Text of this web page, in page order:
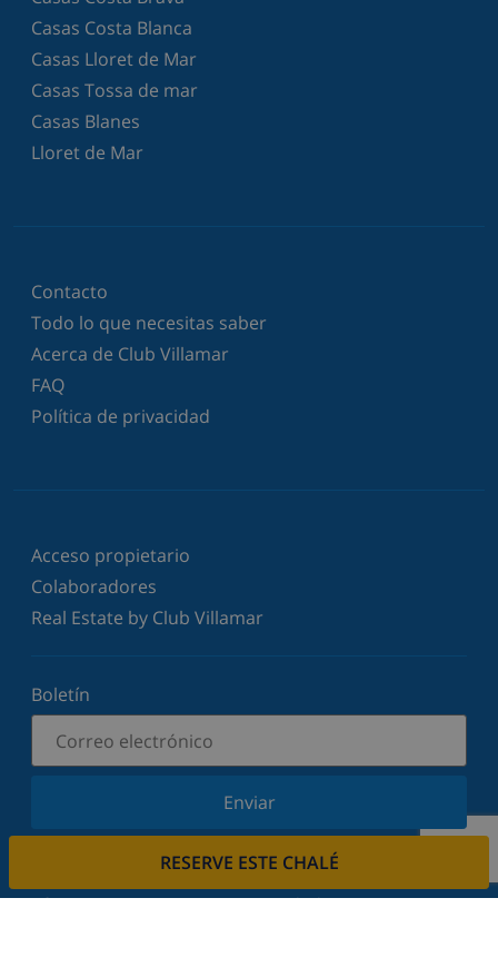
RESERVE ESTE CHALÉ
Casas Costa Blanca
Casas Lloret de Mar
Casas Tossa de mar
Casas Blanes
Lloret de Mar
Contacto
Todo lo que necesitas saber
Acerca de Club Villamar
FAQ
Política de privacidad
Acceso propietario
Colaboradores
Real Estate by Club Villamar
Boletín
Enviar
Suscríbase a nuestro boletín y manténgase
ofertas. Respetamos su privacidad.